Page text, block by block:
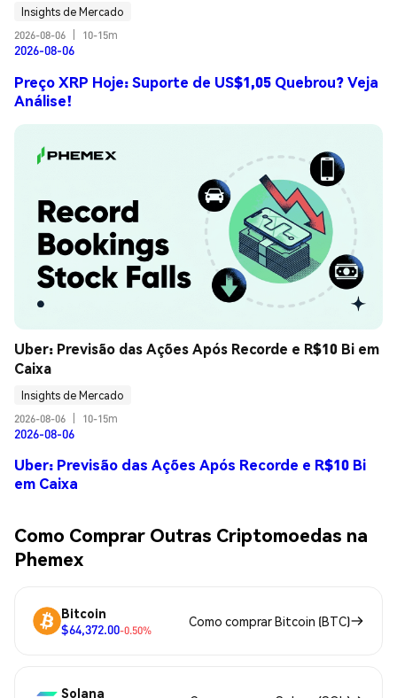
Insights de Mercado
2026-08-06
10-15m
2026-08-06
Preço XRP Hoje: Suporte de US$1,05 Quebrou? Veja
Análise!
Uber: Previsão das Ações Após Recorde e R$10 Bi em
Caixa
Insights de Mercado
2026-08-06
10-15m
2026-08-06
Uber: Previsão das Ações Após Recorde e R$10 Bi
em Caixa
Como Comprar Outras Criptomoedas na
Phemex
Bitcoin
$64,372.00-0.50%
Como comprar Bitcoin (BTC)
Solana